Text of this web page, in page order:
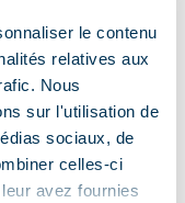
le contenu
relatives aux
Nous
sur l'utilisation de
sociaux, de
celles-ci
avez fournies